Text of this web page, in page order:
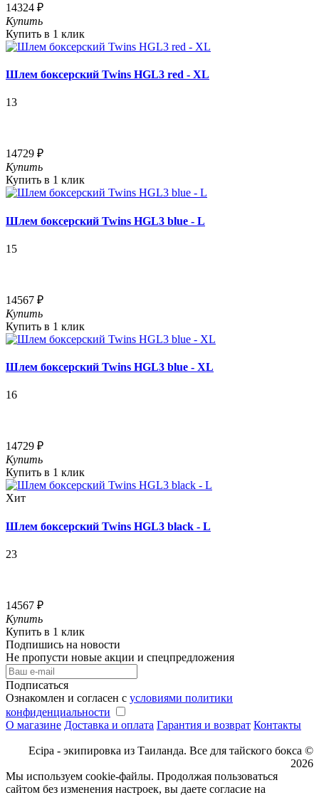
14324 ₽
Купить
Купить в 1 клик
Шлем боксерский Twins HGL3 red - XL
13
14729 ₽
Купить
Купить в 1 клик
Шлем боксерский Twins HGL3 blue - L
15
14567 ₽
Купить
Купить в 1 клик
Шлем боксерский Twins HGL3 blue - XL
16
14729 ₽
Купить
Купить в 1 клик
Хит
Шлем боксерский Twins HGL3 black - L
23
14567 ₽
Купить
Купить в 1 клик
Подпишись на новости
Не пропусти новые акции и спецпредложения
Подписаться
Ознакомлен и согласен с условиями политики
конфиденциальности
О магазине Доставка и оплата Гарантия и возврат Контакты
Ecipa - экипировка из Таиланда. Все для тайского бокса ©
2026
Мы используем cookie-файлы. Продолжая пользоваться
сайтом без изменения настроек, вы даете согласие на